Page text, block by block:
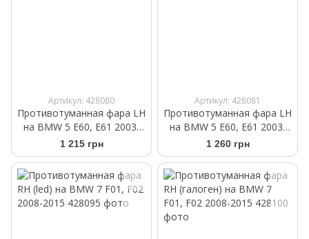
Артикул: 428080
Противотуманная фара LH
на BMW 5 E60, E61 2003-
2010
1 215 грн
Артикул: 428081
Противотуманная фара LH
на BMW 5 E60, E61 2003-
2010
1 260 грн